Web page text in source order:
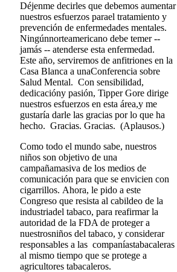
Déjenme decirles que debemos aumentar
nuestros esfuerzos parael tratamiento y
prevención de enfermedades mentales.
Ningúnnorteamericano debe temer --
jamás -- atenderse esta enfermedad.
Este año, serviremos de anfitriones en la
Casa Blanca a unaConferencia sobre
Salud Mental. Con sensibilidad,
dedicacióny pasión, Tipper Gore dirige
nuestros esfuerzos en esta área,y me
gustaría darle las gracias por lo que ha
hecho. Gracias. Gracias. (Aplausos.)
Como todo el mundo sabe, nuestros
niños son objetivo de una
campañamasiva de los medios de
comunicación para que se envicien con
cigarrillos. Ahora, le pido a este
Congreso que resista al cabildeo de la
industriadel tabaco, para reafirmar la
autoridad de la FDA de proteger a
nuestrosniños del tabaco, y considerar
responsables a las companíastabacaleras
al mismo tiempo que se protege a
agricultores tabacaleros.